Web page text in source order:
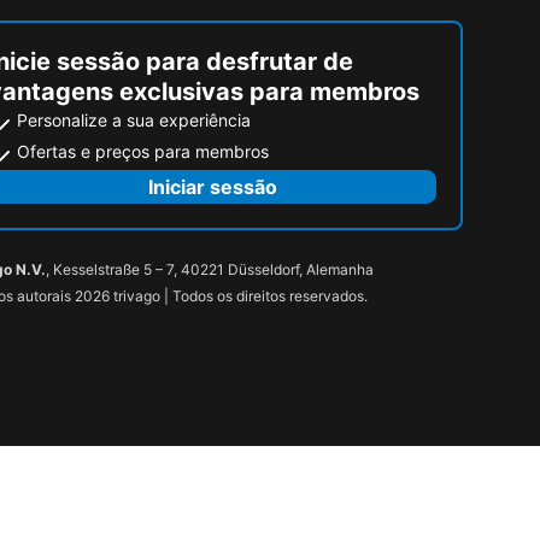
sessão para desfrutar de
exclusivas para membros
Personalize a sua experiência
Ofertas e preços para membros
Iniciar sessão
N.V., Kesselstraße 5 – 7, 40221 Düsseldorf, Alemanha
autorais 2026 trivago | Todos os direitos reservados.